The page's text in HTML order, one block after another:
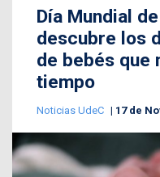
Día Mundial
descubre los
de bebés que
tiempo
Noticias UdeC 17 de